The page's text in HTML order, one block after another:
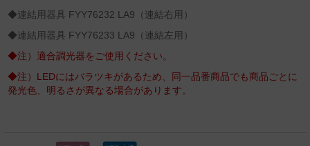
◆連結用器具 FYY76232 LA9（連結右用）
◆連結用器具 FYY76233 LA9（連結左用）
◆注）適合調光器をご使用ください。
◆注）LEDにはバラツキがあるため、同一品番商品でも商品ごとに
発光色、明るさが異なる場合があります。